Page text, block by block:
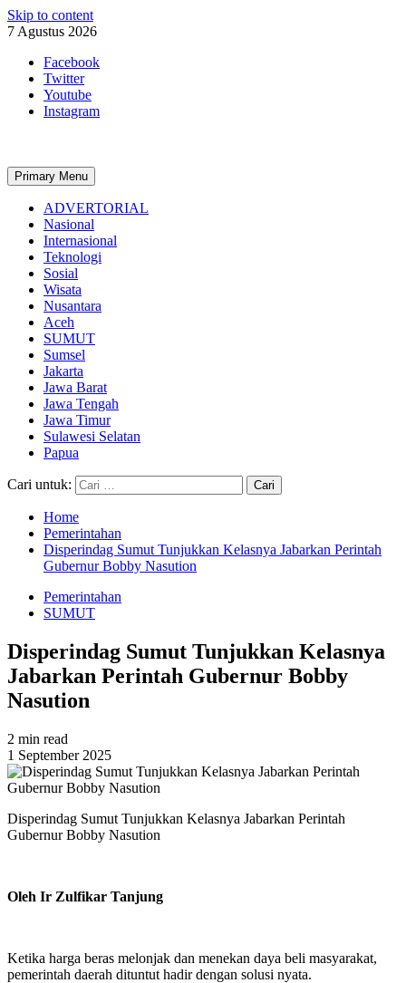
Skip to content
7 Agustus 2026
Facebook
Twitter
Youtube
Instagram
Primary Menu
ADVERTORIAL
Nasional
Internasional
Teknologi
Sosial
Wisata
Nusantara
Aceh
SUMUT
Sumsel
Jakarta
Jawa Barat
Jawa Tengah
Jawa Timur
Sulawesi Selatan
Papua
Cari untuk:
Home
Pemerintahan
Disperindag Sumut Tunjukkan Kelasnya Jabarkan Perintah
Gubernur Bobby Nasution
Pemerintahan
SUMUT
Disperindag Sumut Tunjukkan Kelasnya
Jabarkan Perintah Gubernur Bobby
Nasution
2 min read
1 September 2025
Disperindag Sumut Tunjukkan Kelasnya Jabarkan Perintah
Gubernur Bobby Nasution
Oleh Ir Zulfikar Tanjung
Ketika harga beras melonjak dan menekan daya beli masyarakat,
pemerintah daerah dituntut hadir dengan solusi nyata.